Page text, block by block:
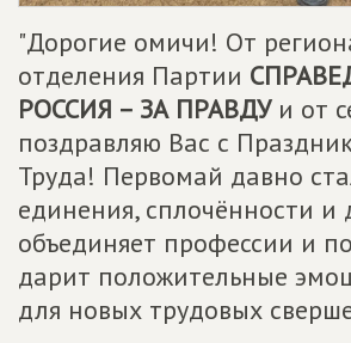
"Дорогие омичи! От
отделения Партии
РОССИЯ – ЗА ПРАВДУи от
поздравляю Вас с
Труда! Первомай давно
единения, сплочённости и
объединяет профессии и
дарит положительные
для новых трудовых